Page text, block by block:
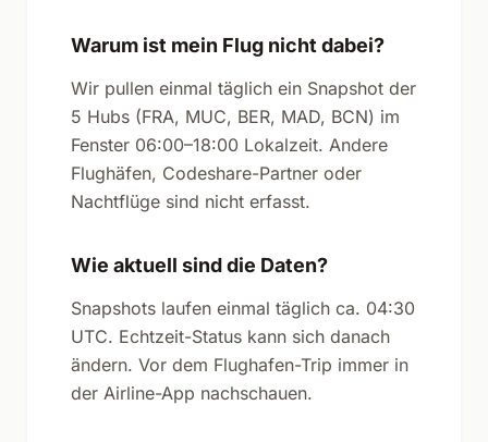
Warum ist mein Flug nicht dabei?
Wir pullen einmal täglich ein Snapshot der
5 Hubs (FRA, MUC, BER, MAD, BCN) im
Fenster 06:00–18:00 Lokalzeit. Andere
Flughäfen, Codeshare-Partner oder
Nachtflüge sind nicht erfasst.
Wie aktuell sind die Daten?
Snapshots laufen einmal täglich ca. 04:30
UTC. Echtzeit-Status kann sich danach
ändern. Vor dem Flughafen-Trip immer in
der Airline-App nachschauen.